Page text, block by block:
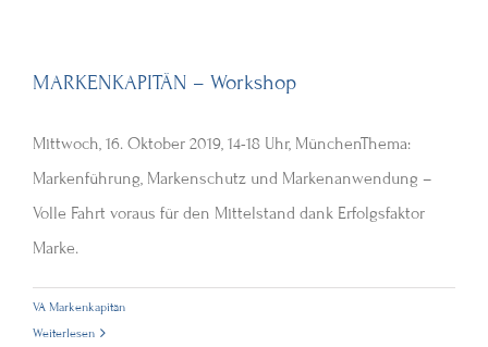
MARKENKAPITÄN – Workshop
Mittwoch, 16. Oktober 2019, 14-18 Uhr, MünchenThema:
Markenführung, Markenschutz und Markenanwendung –
Volle Fahrt voraus für den Mittelstand dank Erfolgsfaktor
Marke.
VA Markenkapitän
Weiterlesen